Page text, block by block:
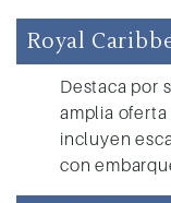
Royal
Destaca por
amplia
incluyen
con